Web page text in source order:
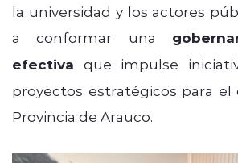
la universidad y los actores
a conformar una
efectiva que impulse
proyectos estratégicos para el
Provincia de Arauco.